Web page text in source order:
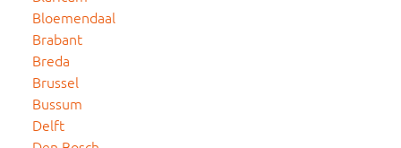
Bloemendaal
Brabant
Breda
Brussel
Bussum
Delft